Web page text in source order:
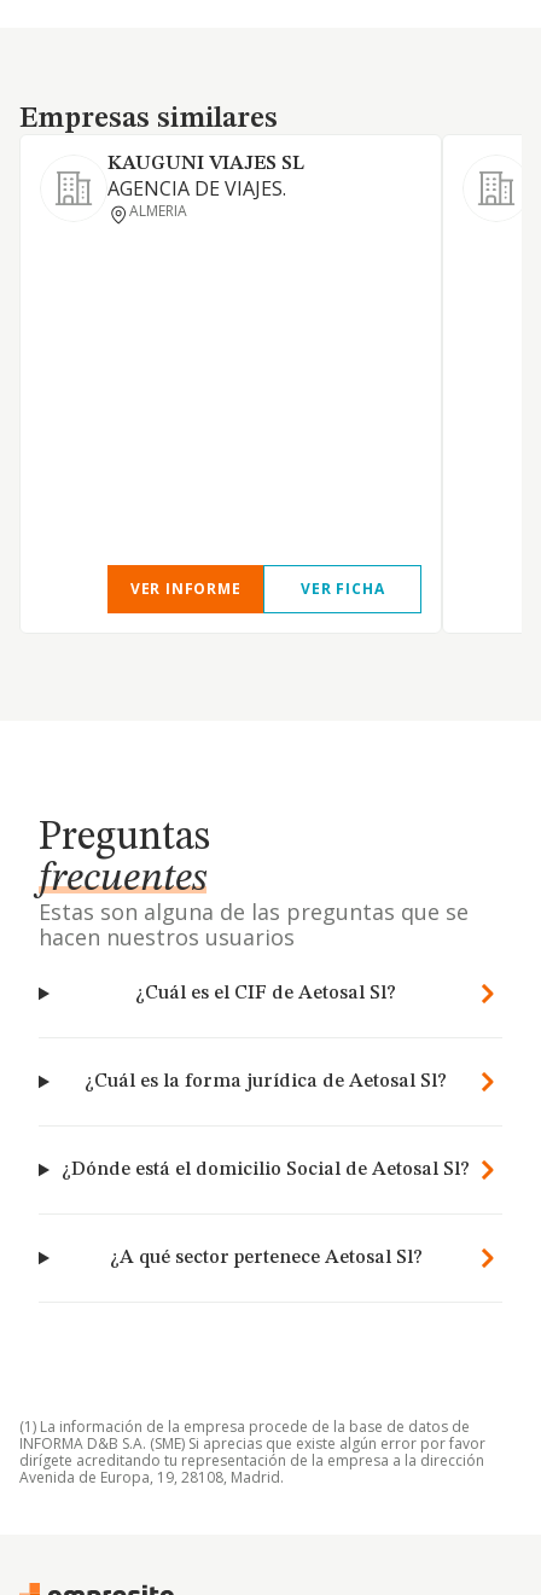
Empresas similares
Empresas similares
KAUGUNI VIAJES SL
AGENCIA DE VIAJES.
ALMERIA
VER INFORME VER FICHA
Preguntas
frecuentes
Estas son alguna de las preguntas que se
hacen nuestros usuarios
¿Cuál es el CIF de Aetosal Sl?
¿Cuál es la forma jurídica de Aetosal Sl?
¿Dónde está el domicilio Social de Aetosal Sl?
¿A qué sector pertenece Aetosal Sl?
(1) La información de la empresa procede de la base de datos de
INFORMA D&B S.A. (SME) Si aprecias que existe algún error por favor
dirígete acreditando tu representación de la empresa a la dirección
Avenida de Europa, 19, 28108, Madrid.